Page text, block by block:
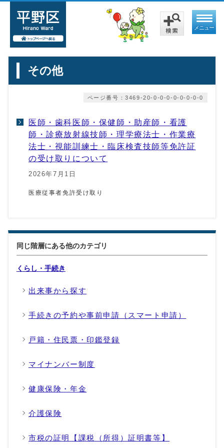
メニュー
その他
ページ番号：3469-20-0-0-0-0-0-0-0-0
医師・歯科医師・保健師・助産師・看護
師・診療放射線技師・理学療法士・作業療
法士・視能訓練士・臨床検査技師等免許証
の受け取りについて
2026年7月1日
医療従事者免許受け取り
同じ階層にある他のカテゴリ
くらし・手続き
出来事から探す
手続きの予約や事前申請（スマート申請）
戸籍・住民票・印鑑登録
マイナンバー制度
健康保険・年金
介護保険
市税の証明【課税（所得）証明書等】